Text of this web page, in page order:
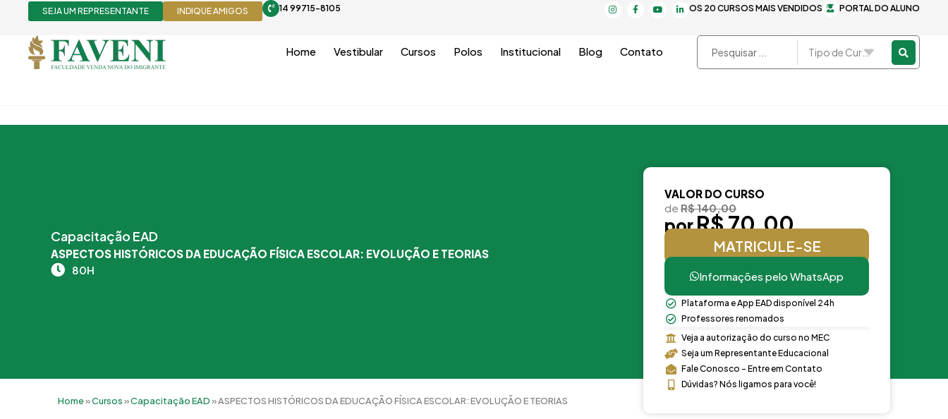
conteúdo
SEJA UM REPRESENTANTE INDIQUE AMIGOS 14 99715-8105 PORTAL DO ALUNO
OS 20 CURSOS MAIS VENDIDOS
I
n
F
a
o
o
e
i
Home Vestibular Cursos Polos Institucional Blog Contato
Pesquisar
...
Capacitação EAD
ASPECTOS HISTÓRICOS DA EDUCAÇÃO FÍSICA ESCOLAR: EVOLUÇÃO E TEORIAS
80H
Home»Cursos»Capacitação EAD»ASPECTOS HISTÓRICOS DA EDUCAÇÃO FÍSICA ESCOLAR: EVOLUÇÃO E TEORIAS
VALOR DO CURSO
de R$ 140,00
porR$ 70,00
MATRICULE-SE
Informações pelo WhatsApp
Plataforma e App EAD disponível 24h
Professores renomados
Veja a autorização do curso no MEC
Seja um Representante Educacional
Fale Conosco - Entre em Contato
Dúvidas? Nós ligamos para você!